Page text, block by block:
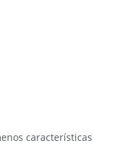
características